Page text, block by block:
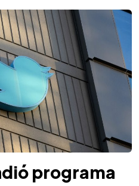
programa